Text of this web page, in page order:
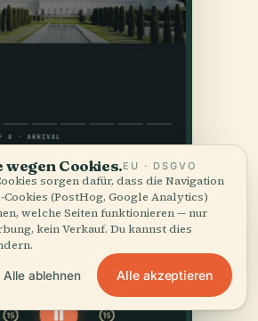
wegen Cookies.EU · DSGVO
sorgen dafür, dass die Navigation
(PostHog, Google Analytics)
welche Seiten funktionieren — nur
kein Verkauf. Du kannst dies
Alle ablehnen Alle akzeptieren